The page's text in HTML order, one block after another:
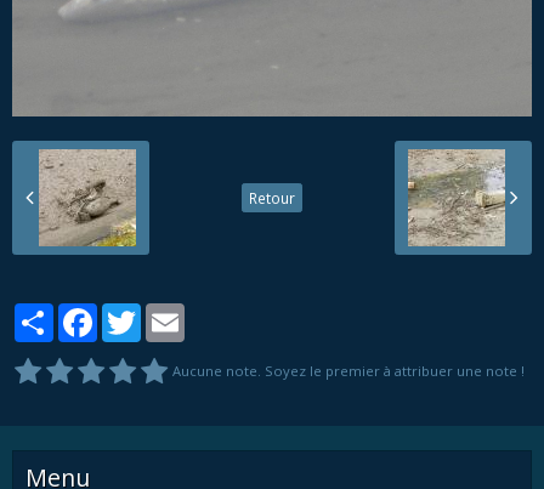
Retour
PartagerFacebook
Twitter
Aucune note. Soyez le premier à attribuer une note !
Menu